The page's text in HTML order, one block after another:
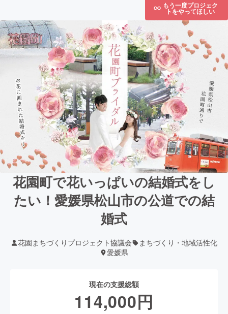
もう一度プロジェク
トをやってほしい
花園町で花いっぱいの結婚式をし
たい！愛媛県松山市の公道での結
婚式
花園まちづくりプロジェクト協議会
まちづくり・地域活性化
愛媛県
現在の支援総額
114,000円